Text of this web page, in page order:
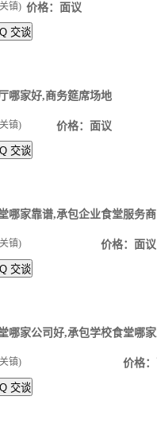
镇) 价格：面议
交谈
哪家好,商务筵席场地
镇)
价格：面议
交谈
哪家靠谱,承包企业食堂服务商
镇)
价格：面议
交谈
哪家公司好,承包学校食堂哪
镇)
价格
交谈